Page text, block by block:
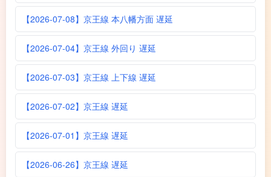
【2026-07-08】京王線 本八幡方面 遅延
【2026-07-04】京王線 外回り 遅延
【2026-07-03】京王線 上下線 遅延
【2026-07-02】京王線 遅延
【2026-07-01】京王線 遅延
【2026-06-26】京王線 遅延